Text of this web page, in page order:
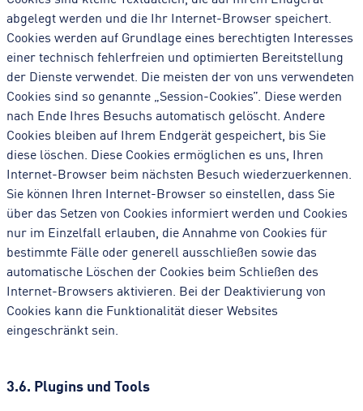
abgelegt werden und die Ihr Internet-Browser speichert.
Cookies werden auf Grundlage eines berechtigten Interesses
einer technisch fehlerfreien und optimierten Bereitstellung
der Dienste verwendet. Die meisten der von uns verwendeten
Cookies sind so genannte „Session-Cookies”. Diese werden
nach Ende Ihres Besuchs automatisch gelöscht. Andere
Cookies bleiben auf Ihrem Endgerät gespeichert, bis Sie
diese löschen. Diese Cookies ermöglichen es uns, Ihren
Internet-Browser beim nächsten Besuch wiederzuerkennen.
Sie können Ihren Internet-Browser so einstellen, dass Sie
über das Setzen von Cookies informiert werden und Cookies
nur im Einzelfall erlauben, die Annahme von Cookies für
bestimmte Fälle oder generell ausschließen sowie das
automatische Löschen der Cookies beim Schließen des
Internet-Browsers aktivieren. Bei der Deaktivierung von
Cookies kann die Funktionalität dieser Websites
eingeschränkt sein.
3.6. Plugins und Tools